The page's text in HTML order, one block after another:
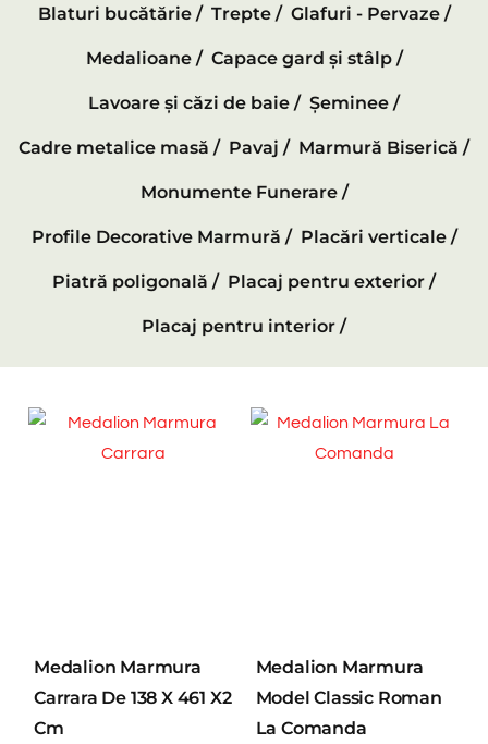
Blaturi bucătărie / Trepte / Glafuri - Pervaze /
Medalioane / Capace gard și stâlp /
Lavoare și căzi de baie / Șeminee /
Cadre metalice masă / Pavaj / Marmură Biserică /
Monumente Funerare /
Profile Decorative Marmură / Placări verticale /
Piatră poligonală / Placaj pentru exterior /
Placaj pentru interior /
Medalion Marmura
Carrara De 138 X 461 X2
Cm
Medalion Marmura
Model Classic Roman
La Comanda